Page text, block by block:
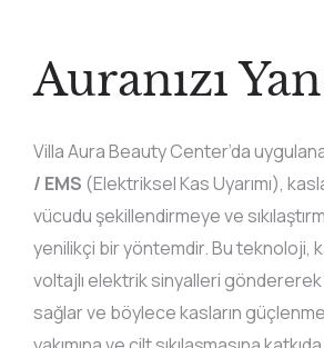
Auranızı
Villa Aura Beauty Center’da
/ EMS (Elektriksel Kas Uyarımı),
vücudu şekillendirmeye ve
yenilikçi bir yöntemdir. Bu teknoloji,
voltajlı elektrik sinyalleri göndererek
sağlar ve böylece kasların